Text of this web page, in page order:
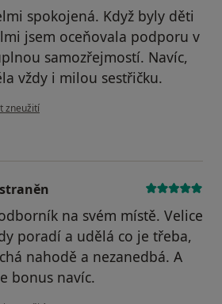
spokojená. Když byly děti
jsem oceňovala podporu v
samozřejmostí. Navíc,
vždy i milou sestřičku.
uživatele Váš účet byl odstraněn
zneužití
na svém místě. Velice
poradí a udělá co je třeba,
nahodě a nezanedbá. A
bonus navíc.